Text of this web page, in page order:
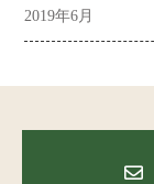
2019年6月